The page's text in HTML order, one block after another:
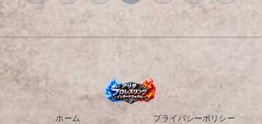
ホーム プライバシーポリシー